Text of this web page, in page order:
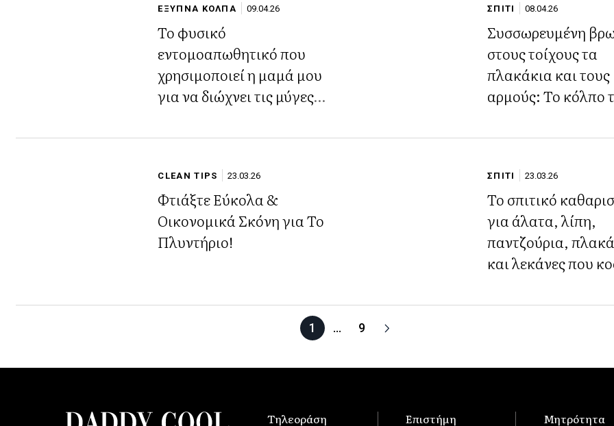
ΕΞΥΠΝΑ ΚΟΛΠΑ 09.04.26
Το φυσικό
εντομοαπωθητικό που
χρησιμοποιεί η μαμά μου
για να διώχνει τις μύγες
του Πάσχα
ΣΠΙΤΙ 08.04.26
Συσσωρευμένη
στους τοίχους τα
πλακάκια και τους
αρμούς: Το κόλπο
να αστράφτουν
CLEAN TIPS 23.03.26
Φτιάξτε Εύκολα &
Οικονομικά Σκόνη για Το
Πλυντήριο!
ΣΠΙΤΙ 23.03.26
Το σπιτικό
για άλατα, λίπη,
παντζούρια,
και λεκάνες που
1 … 9
Τηλεοράση Επιστήμη Μητρότητα